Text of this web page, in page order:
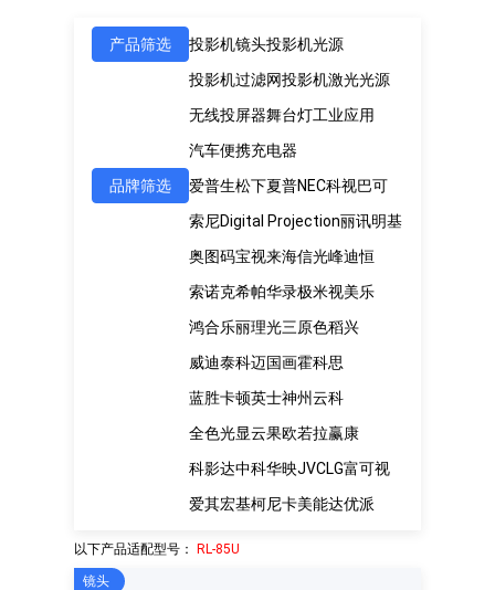
产品筛选 投影机镜头投影机光源
投影机过滤网投影机激光光源
无线投屏器舞台灯工业应用
汽车便携充电器
品牌筛选
爱普生松下夏普NEC科视巴可
索尼Digital Projection丽讯明基
奥图码宝视来海信光峰迪恒
索诺克希帕华录极米视美乐
鸿合乐丽理光三原色稻兴
威迪泰科迈国画霍科思
蓝胜卡顿英士神州云科
全色光显云果欧若拉赢康
科影达中科华映JVCLG富可视
爱其宏基柯尼卡美能达优派
以下产品适配型号： RL-85U
镜头